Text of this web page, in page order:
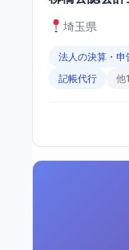
埼玉県
法人の決算・申
記帳代行
他